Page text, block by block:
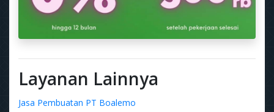
Layanan Lainnya
Jasa Pembuatan PT Boalemo